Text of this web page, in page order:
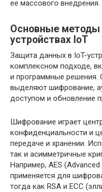
ее массового внедрения.
Основные
устройствах IoT
Защита данных в IoT-
комплексном подходе,
и программные
выделяют шифрование,
доступом и обновление
Шифрование играет
конфиденциальности и
передаче и хранении.
так и асимметричные
Например, AES
применяется для
тогда как RSA и ECC